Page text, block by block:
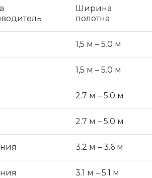
Ширина
полотна
1,5 м – 5.0 м
1,5 м – 5.0 м
2.7 м – 5.0 м
2.7 м – 5.0 м
3.2 м – 3.6 м
3.1 м – 5.1 м